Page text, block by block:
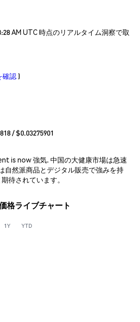
AM UTC 時点のリアルタイム洞察で取
確認 )
/ $0.03275901
is now 強気. 中国の大健康市場は急速
自然派商品とデジタル販売で強みを持
待されています。
格ライブチャート
1Y YTD